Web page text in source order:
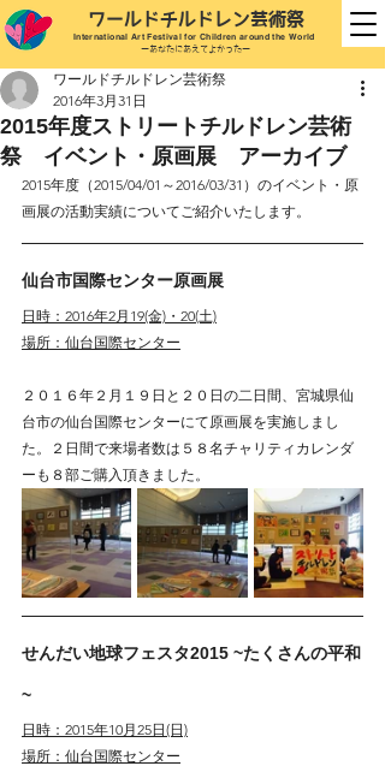
ワールドチルドレン芸術祭
International Art Festival for Childrenaround the World
ーあなたにあえてよかったー
2015年度ストリートチルドレン芸術
祭 イベント・原画展 アーカイブ
ワールドチルドレン芸術祭
2016年3月31日
2015年度（2015/04/01～2016/03/31）のイベント・原
画展の活動実績についてご紹介いたします。
仙台市国際センター原画展
日時：2016年2月19(金)・20(土)
場所：仙台国際センター
２０１６年２月１９日と２０日の二日間、宮城県仙
台市の仙台国際センターにて原画展を実施しまし
た。２日間で来場者数は５８名チャリティカレンダ
ーも８部ご購入頂きました。
せんだい地球フェスタ2015 ~たくさんの平和
~
日時：2015年10月25日(日)
場所：仙台国際センター